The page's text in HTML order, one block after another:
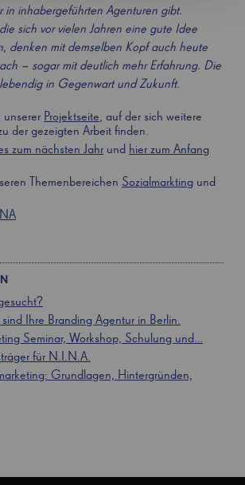
in inhabergeführten Agenturen gibt.
sich vor vielen Jahren eine gute Idee
denken mit demselben Kopf auch heute
– sogar mit deutlich mehr Erfahrung. Die
in Gegenwart und Zukunft.
unserer Projektseite, auf der sich weitere
der gezeigten Arbeit finden.
zum nächsten Jahr und hier zum Anfang
Themenbereichen Sozialmarkting und
Ihre Branding Agentur in Berlin.
Seminar, Workshop, Schulung und…
für N.I.N.A.
Grundlagen, Hintergründen,